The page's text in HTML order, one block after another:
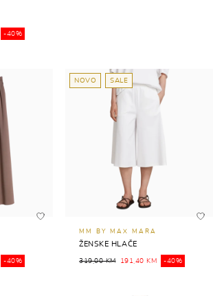
-40%
-40%
NOVO SALE
MM BY MAX MARA
ŽENSKE HLAČE
319,00 KM 191,40 KM -40%